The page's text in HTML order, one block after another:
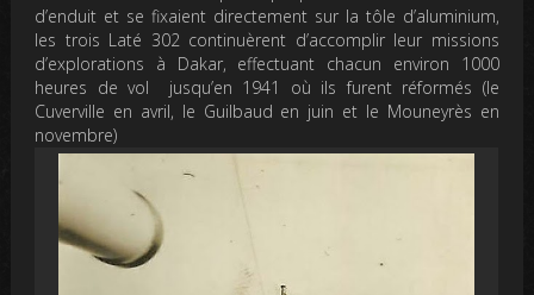
d’enduit et se fixaient directement sur la tôle d’aluminium,
les trois Laté 302 continuèrent d’accomplir leur missions
d’explorations à Dakar, effectuant chacun environ 1000
heures de vol jusqu’en 1941 où ils furent réformés (le
Cuverville en avril, le Guilbaud en juin et le Mouneyrès en
novembre)